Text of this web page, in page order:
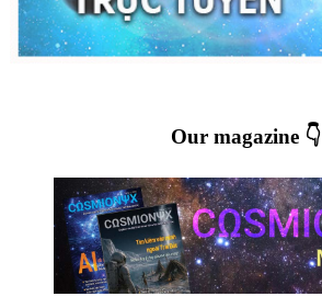
Our magazine 👇